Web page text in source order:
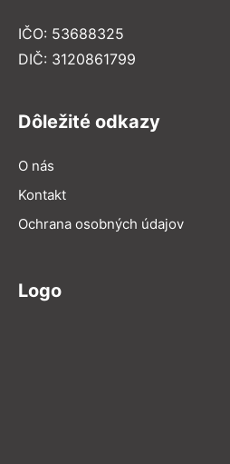
IČO: 53688325
DIČ: 3120861799
Dôležité odkazy
O nás
Kontakt
Ochrana osobných údajov
Logo